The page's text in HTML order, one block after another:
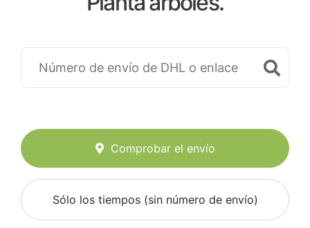
Comprobar el envío
Sólo los tiempos (sin número de envío)